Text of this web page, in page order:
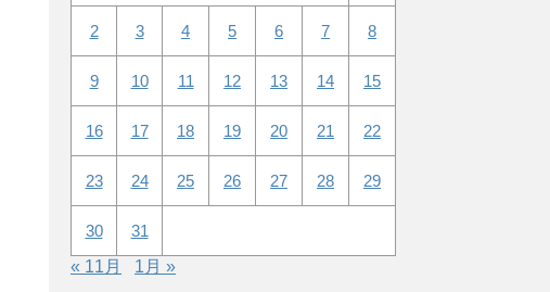
2 3 4 5 6 7 8
9 10 11 12 13 14 15
16 17 18 19 20 21 22
23 24 25 26 27 28 29
30
31
« 11月
1月 »